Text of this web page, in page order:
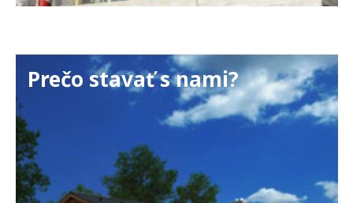
Prečo stavať s nami?